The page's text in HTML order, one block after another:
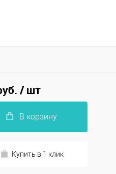
/ шт
В корзину
Купить в 1 клик